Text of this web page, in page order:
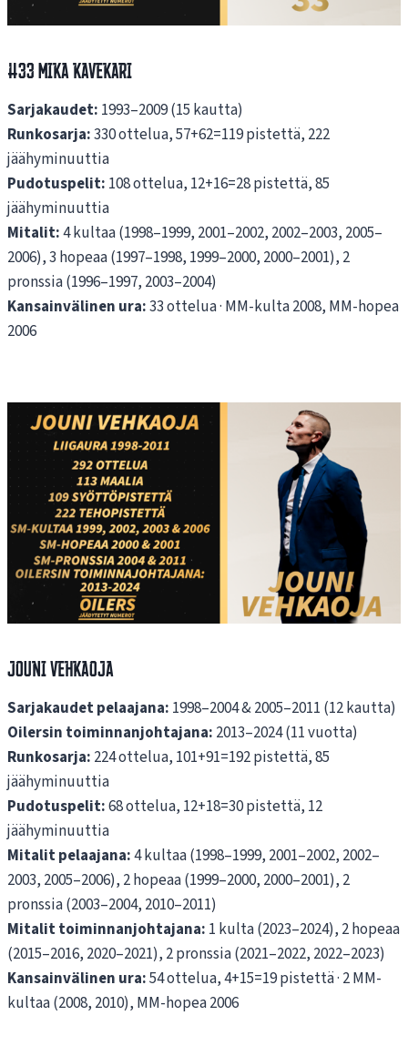
#33 Mika Kavekari
Sarjakaudet: 1993–2009 (15 kautta)
Runkosarja:330 ottelua, 57+62=119 pistettä, 222
jäähyminuuttia
Pudotuspelit: 108 ottelua, 12+16=28 pistettä, 85
jäähyminuuttia
Mitalit:4 kultaa (1998–1999, 2001–2002, 2002–2003, 2005–
2006), 3 hopeaa (1997–1998, 1999–2000, 2000–2001), 2
pronssia (1996–1997, 2003–2004)
Kansainvälinen ura:33 ottelua · MM-kulta 2008, MM-hopea
2006
Jouni Vehkaoja
Sarjakaudet pelaajana: 1998–2004 & 2005–2011 (12 kautta)
Oilersin toiminnanjohtajana: 2013–2024 (11 vuotta)
Runkosarja: 224 ottelua, 101+91=192 pistettä, 85
jäähyminuuttia
Pudotuspelit:68 ottelua, 12+18=30 pistettä, 12
jäähyminuuttia
Mitalit pelaajana:4 kultaa (1998–1999, 2001–2002, 2002–
2003, 2005–2006), 2 hopeaa (1999–2000, 2000–2001), 2
pronssia (2003–2004, 2010–2011)
Mitalit toiminnanjohtajana: 1 kulta (2023–2024), 2 hopeaa
(2015–2016, 2020–2021), 2 pronssia (2021–2022, 2022–2023)
Kansainvälinen ura:54 ottelua, 4+15=19 pistettä · 2 MM-
kultaa (2008, 2010), MM-hopea 2006